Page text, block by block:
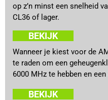
op z’n minst een snelheid
CL36 of lager.
BEKIJK
Wanneer je kiest voor de
te raden om een
6000 MHz te hebben en
BEKIJK